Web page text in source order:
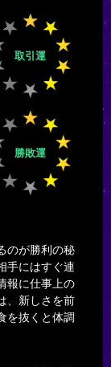
取引運
勝敗運
のが勝利の秘
手にはすぐ連
報に仕事上の
、新しさを前
を抜くと体調